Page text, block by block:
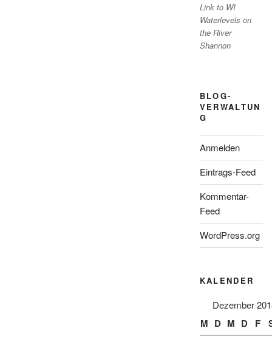
Link to WI
Waterlevels on
the River
Shannon
BLOG-
VERWALTUN
G
Anmelden
Eintrags-Feed
Kommentar-
Feed
WordPress.org
KALENDER
Dezember
M D M D F